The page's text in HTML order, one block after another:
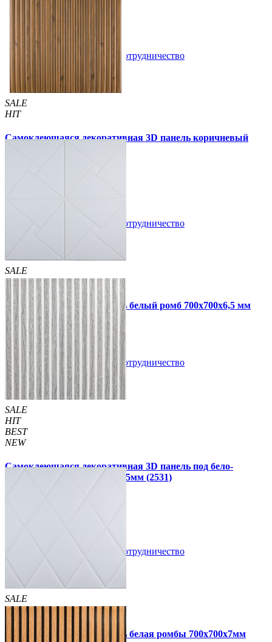
4 отзывов
В закладки Сотрудничество
SALE
HIT
Самоклеющаяся декоративная 3D панель коричневый
В закладки Сотрудничество
SALE
HIT
Самоклеющаяся 3D панель белый ромб 700x700x6,5 мм
109 грн /шт 210 грн /шт
Купить В закладки Сотрудничество
SALE
HIT
BEST
NEW
Самоклеющаяся декоративная 3D панель под бело-
серебряную рейку 680x670x5мм (2531)
Сотрудничество
SALE
HIT
Самоклеющаяся 3D панель белая ромбы 700x700x7мм